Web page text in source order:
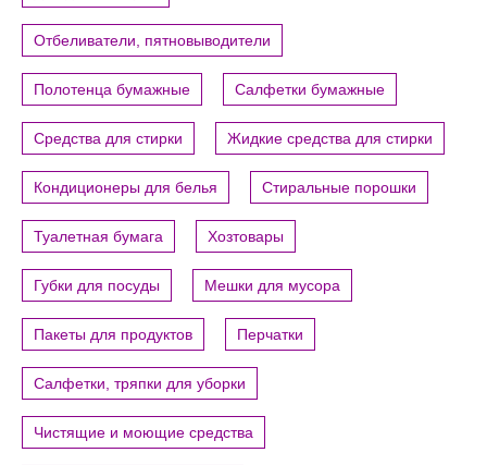
Отбеливатели, пятновыводители
Полотенца бумажные Салфетки бумажные
Средства для стирки Жидкие средства для стирки
Кондиционеры для белья Стиральные порошки
Туалетная бумага Хозтовары
Губки для посуды Мешки для мусора
Пакеты для продуктов Перчатки
Салфетки, тряпки для уборки
Чистящие и моющие средства